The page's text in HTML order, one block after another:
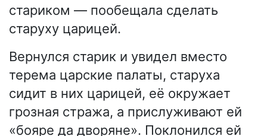
стариком — пообещала сделать
старуху царицей.
Вернулся старик и увидел вместо
терема царские палаты, старуха
сидит в них царицей, её окружает
грозная стража, а прислуживают ей
«бояре да дворяне». Поклонился ей